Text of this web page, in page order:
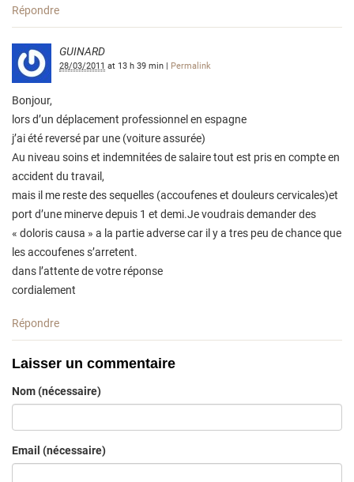
Répondre
GUINARD
28/03/2011 at 13 h 39 min | Permalink
Bonjour,
lors d’un déplacement professionnel en espagne
j’ai été reversé par une (voiture assurée)
Au niveau soins et indemnitées de salaire tout est pris en compte en
accident du travail,
mais il me reste des sequelles (accoufenes et douleurs cervicales)et
port d’une minerve depuis 1 et demi.Je voudrais demander des
« doloris causa » a la partie adverse car il y a tres peu de chance que
les accoufenes s’arretent.
dans l’attente de votre réponse
cordialement
Répondre
Laisser un commentaire
Nom (nécessaire)
Email (nécessaire)